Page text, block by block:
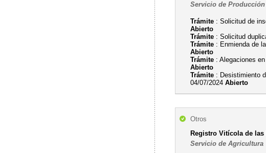
Servicio de Producción
Trámite : Solicitud de
Abierto
Trámite : Solicitud
Trámite : Enmienda de
Abierto
Trámite : Alegaciones
Abierto
Trámite : Desistimiento
04/07/2024Abierto
Otros
Registro Vitícola de
Servicio de Agricultura